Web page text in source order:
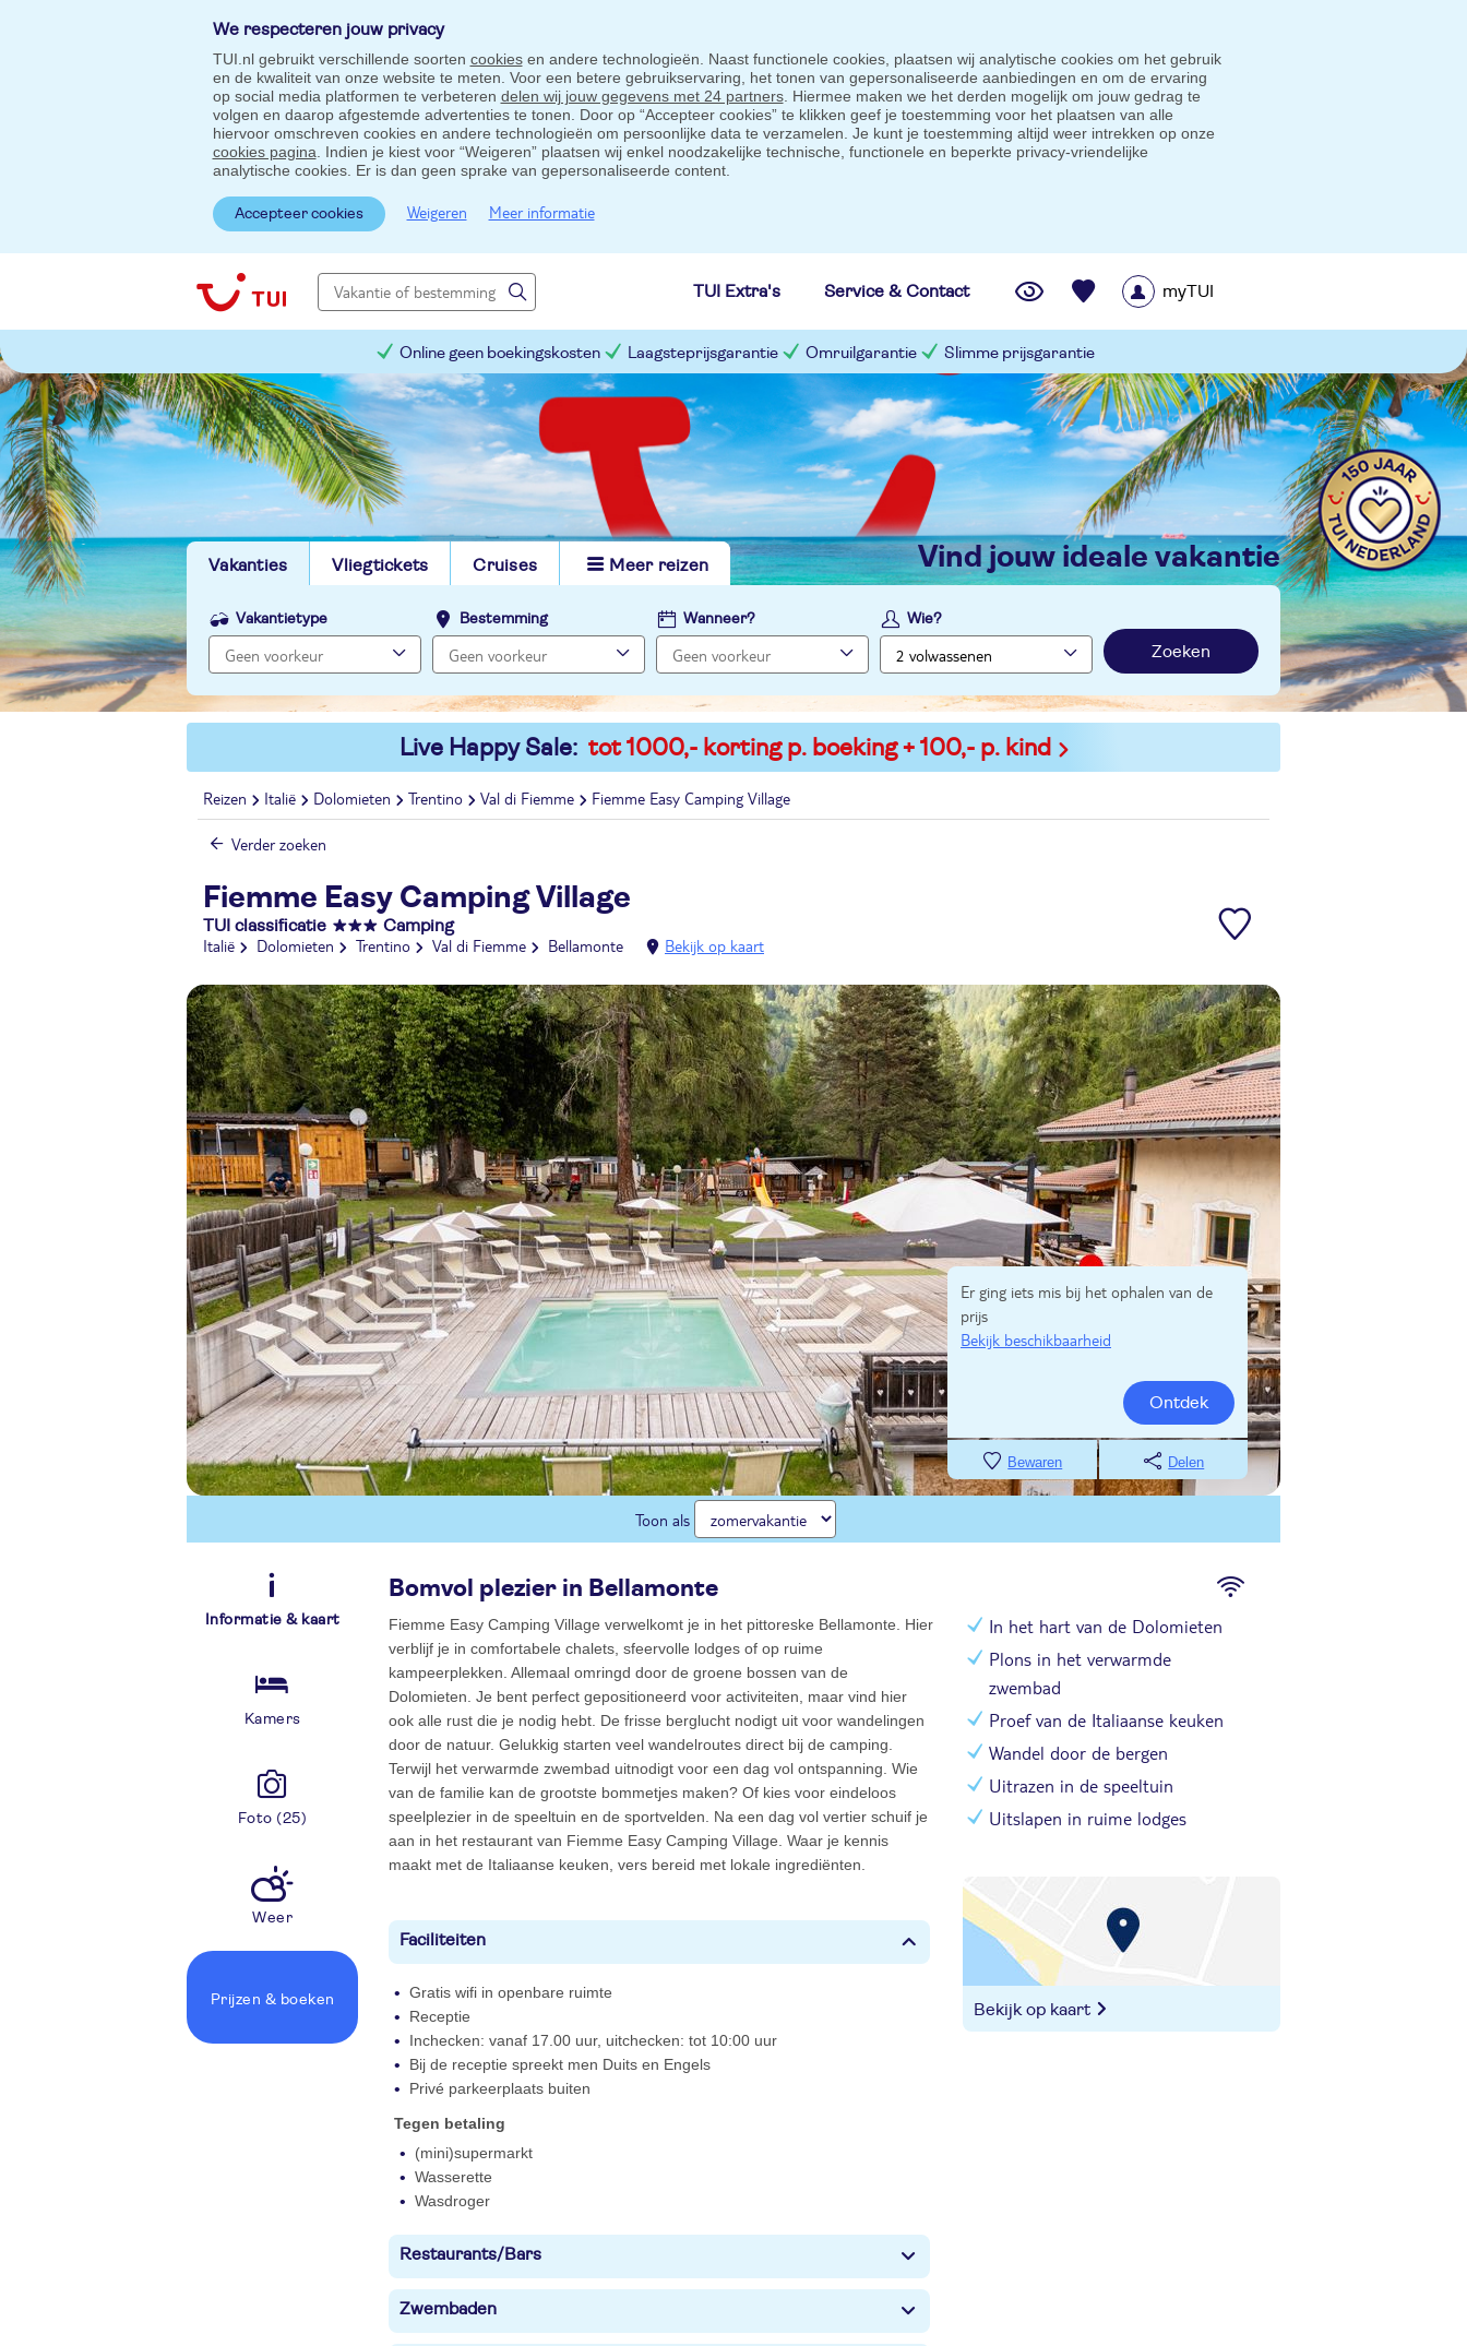
We respecteren jouw privacy
TUI.nl gebruikt verschillende soorten cookiesen andere technologieën. Naast functionele cookies, plaatsen wij analytische cookies om het gebruik
en de kwaliteit van onze website te meten. Voor een betere gebruikservaring, het tonen van gepersonaliseerde aanbiedingen en om de ervaring
op social media platformen te verbeteren delen wij jouw gegevens met 24 partners. Hiermee maken we het derden mogelijk om jouw gedrag te
volgen en daarop afgestemde advertenties te tonen. Door op “Accepteer cookies” te klikken geef je toestemming voor het plaatsen van alle
hiervoor omschreven cookies en andere technologieën om persoonlijke data te verzamelen. Je kunt je toestemming altijd weer intrekken op onze
cookies pagina . Indien je kiest voor “Weigeren” plaatsen wij enkel noodzakelijke technische, functionele en beperkte privacy-vriendelijke
analytische cookies. Er is dan geen sprake van gepersonaliseerde content.
Accepteer cookies Weigeren Meer informatie
TUI Extra's Service & Contact myTUI
Online geen boekingskosten Laagsteprijsgarantie Omruilgarantie Slimme prijsgarantie
Vakanties Vliegtickets Cruises Meer reizen vind jouw ideale vakantie
Vakantietype Bestemming Wanneer? Wie?
Zoeken
Live Happy Sale: tot 1000,- korting p. boeking + 100,- p. kind
Reizen Italië Dolomieten Trentino Val di Fiemme Fiemme Easy Camping Village
Verder zoeken
Fiemme Easy Camping Village
TUI classificatie Camping
Italië Dolomieten Trentino Val di Fiemme Bellamonte Bekijk op kaart
Er ging iets mis bij het ophalen van de
prijs
Bekijk beschikbaarheid
Ontdek
Bewaren Delen
Toon als
Informatie & kaart
Kamers
Foto (25)
Weer
Prijzen & boeken
Bomvol plezier in Bellamonte
Fiemme Easy Camping Village verwelkomt je in het pittoreske Bellamonte. Hier
verblijf je in comfortabele chalets, sfeervolle lodges of op ruime
kampeerplekken. Allemaal omringd door de groene bossen van de
Dolomieten. Je bent perfect gepositioneerd voor activiteiten, maar vind hier
ook alle rust die je nodig hebt. De frisse berglucht nodigt uit voor wandelingen
door de natuur. Gelukkig starten veel wandelroutes direct bij de camping.
Terwijl het verwarmde zwembad uitnodigt voor een dag vol ontspanning. Wie
van de familie kan de grootste bommetjes maken? Of kies voor eindeloos
speelplezier in de speeltuin en de sportvelden. Na een dag vol vertier schuif je
aan in het restaurant van Fiemme Easy Camping Village. Waar je kennis
maakt met de Italiaanse keuken, vers bereid met lokale ingrediënten.
Faciliteiten
Gratis wifi in openbare ruimte
Receptie
Inchecken: vanaf 17.00 uur, uitchecken: tot 10:00 uur
Bij de receptie spreekt men Duits en Engels
Privé parkeerplaats buiten
Tegen betaling
(mini)supermarkt
Wasserette
Wasdroger
Restaurants/Bars
Zwembaden
In het hart van de Dolomieten
Plons in het verwarmde
zwembad
Proef van de Italiaanse keuken
Wandel door de bergen
Uitrazen in de speeltuin
Uitslapen in ruime lodges
Bekijk op kaart